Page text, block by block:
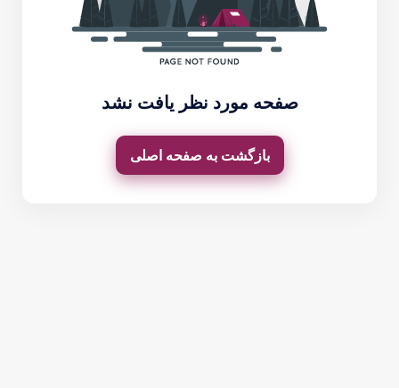
صفحه مورد نظر یافت نشد
بازگشت به صفحه اصلی